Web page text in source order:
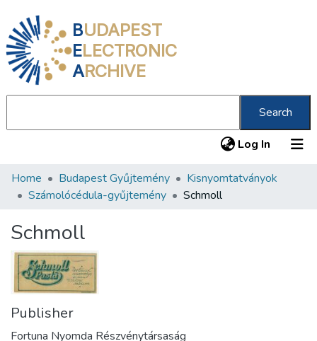
BUDAPEST
ELECTRONIC
ARCHIVE
Search
Log In (current)
Communities & Collections
Statistics
About us
Home Budapest Gyűjtemény
Kisnyomtatványok
Számolócédula-gyűjtemény
Schmoll
Schmoll
Publisher
Fortuna Nyomda Részvénytársaság